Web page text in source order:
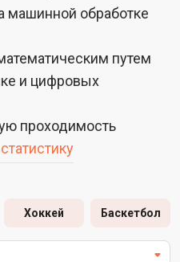
машинной обработке
путем
и цифровых
проходимость
Хоккей Баскетбол